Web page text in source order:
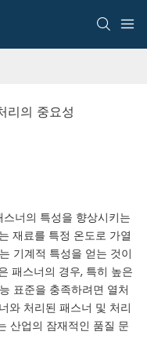
리의 중요성
너의 특성을 향상시키는
재료를 특정 온도로 가열
기계적 특성을 얻는 것이
패스너의 경우, 특히 높은
표준을 충족하려면 열처
와 처리된 패스너 및 처리
산업의 잠재적인 품질 문